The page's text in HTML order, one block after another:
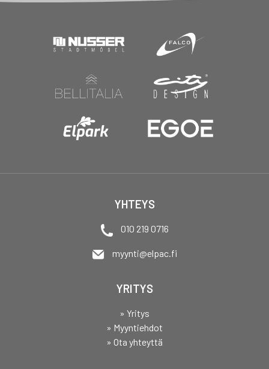
YHTEYS
010 219 0716
myynti@elpac.fi
YRITYS
» Yritys
» Myyntiehdot
» Ota yhteyttä